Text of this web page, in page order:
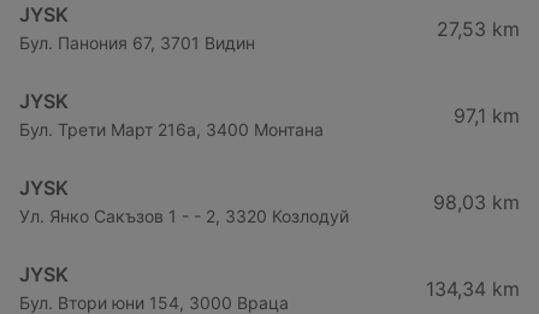
JYSK
Бул. Панония 67, 3701 Видин
27,53 km
JYSK
Бул. Трети Март 216a, 3400 Монтана
97,1 km
JYSK
Ул. Янко Сакъзов 1 - - 2, 3320 Козлодуй
98,03 km
JYSK
Бул. Втори юни 154, 3000 Враца
134,34 km